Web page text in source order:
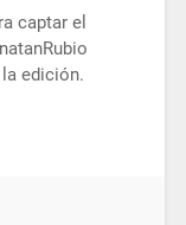
captar el
edición.